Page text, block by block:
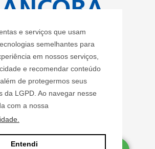
e serviços que usam
semelhantes para
em nossos serviços,
e recomendar conteúdo
de protegermos seus
da LGPD. Ao navegar nesse
com a nossa
Entendi
de Contato
- J 2420